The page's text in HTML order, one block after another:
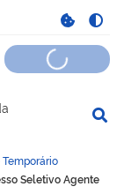
Seletivo Agente